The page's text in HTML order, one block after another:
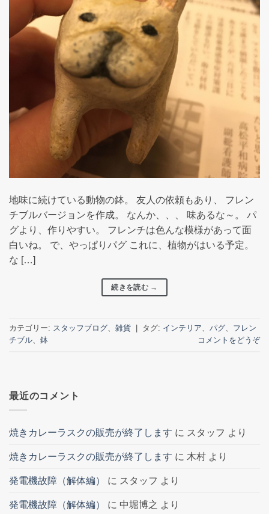
地味に続けている動物の鉢。 友人の依頼もあり、 フレン
チブルバージョンを作成。 なんか、、、 味あるな～。 パ
グより、作りやすい。 フレンチは色んな模様があって面
白いね。 で、やっぱりパグ これに、植物がはいる予定。
な […]
続きを読む →
カテゴリー: スタッフブログ、 雑貨 タグ: インテリア、 パグ、 フレン
チブル、 鉢 コメントをどうぞ
最近のコメント
焼きカレーラスクの販売が終了します に スタッフ より
焼きカレーラスクの販売が終了します に 木村 より
発電機故障（解体編） に スタッフ より
発電機故障（解体編） に 中堀博之 より